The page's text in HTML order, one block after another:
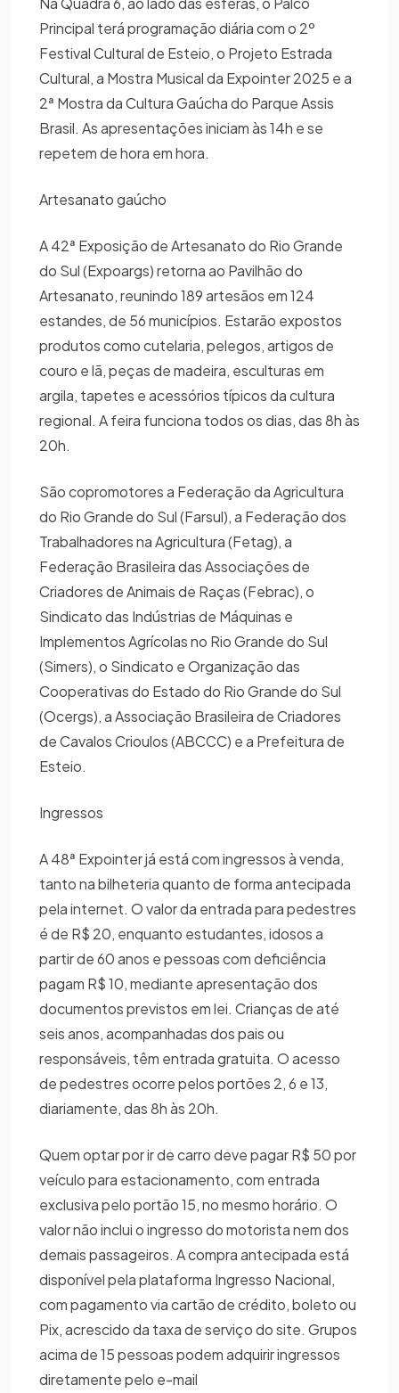
Principal terá programação diária com o 2º
Festival Cultural de Esteio, o Projeto Estrada
Cultural, a Mostra Musical da Expointer 2025 e a
2ª Mostra da Cultura Gaúcha do Parque Assis
Brasil. As apresentações iniciam às 14h e se
repetem de hora em hora.
Artesanato gaúcho
A 42ª Exposição de Artesanato do Rio Grande
do Sul (Expoargs) retorna ao Pavilhão do
Artesanato, reunindo 189 artesãos em 124
estandes, de 56 municípios. Estarão expostos
produtos como cutelaria, pelegos, artigos de
couro e lã, peças de madeira, esculturas em
argila, tapetes e acessórios típicos da cultura
regional. A feira funciona todos os dias, das 8h às
20h.
São copromotores a Federação da Agricultura
do Rio Grande do Sul (Farsul), a Federação dos
Trabalhadores na Agricultura (Fetag), a
Federação Brasileira das Associações de
Criadores de Animais de Raças (Febrac), o
Sindicato das Indústrias de Máquinas e
Implementos Agrícolas no Rio Grande do Sul
(Simers), o Sindicato e Organização das
Cooperativas do Estado do Rio Grande do Sul
(Ocergs), a Associação Brasileira de Criadores
de Cavalos Crioulos (ABCCC) e a Prefeitura de
Esteio.
Ingressos
A 48ª Expointer já está com ingressos à venda,
tanto na bilheteria quanto de forma antecipada
pela internet. O valor da entrada para pedestres
é de R$ 20, enquanto estudantes, idosos a
partir de 60 anos e pessoas com deficiência
pagam R$ 10, mediante apresentação dos
documentos previstos em lei. Crianças de até
seis anos, acompanhadas dos pais ou
responsáveis, têm entrada gratuita. O acesso
de pedestres ocorre pelos portões 2, 6 e 13,
diariamente, das 8h às 20h.
Quem optar por ir de carro deve pagar R$ 50 por
veículo para estacionamento, com entrada
exclusiva pelo portão 15, no mesmo horário. O
valor não inclui o ingresso do motorista nem dos
demais passageiros. A compra antecipada está
disponível pela plataforma Ingresso Nacional,
com pagamento via cartão de crédito, boleto ou
Pix, acrescido da taxa de serviço do site. Grupos
acima de 15 pessoas podem adquirir ingressos
diretamente pelo e-mail